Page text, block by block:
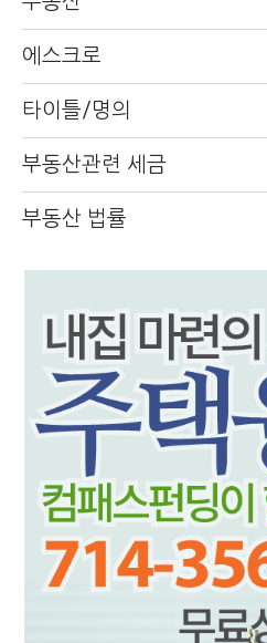
에스크로
타이틀/명의
부동산관련 세금
부동산 법률